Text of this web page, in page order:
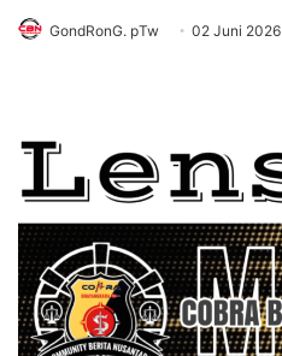
GondRonG. pTw 02 Juni 2026